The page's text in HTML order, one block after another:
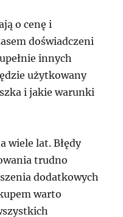
o cenę i
doświadczeni
innych
użytkowany
i jakie warunki
wiele lat. Błędy
trudno
dodatkowych
warto